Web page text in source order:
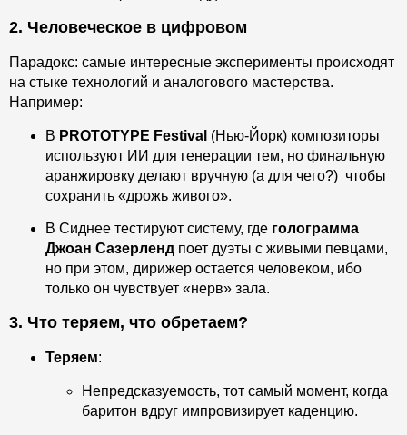
2. Человеческое в цифровом
Парадокс: самые интересные эксперименты происходят
на стыке технологий и аналогового мастерства.
Например:
В PROTOTYPE Festival (Нью-Йорк) композиторы
используют ИИ для генерации тем, но финальную
аранжировку делают вручную (а для чего?) чтобы
сохранить «дрожь живого».
В Сиднее тестируют систему, где голограмма
Джоан Сазерленд поет дуэты с живыми певцами,
но при этом, дирижер остается человеком, ибо
только он чувствует «нерв» зала.
3. Что теряем, что обретаем?
Теряем:
Непредсказуемость, тот самый момент, когда
баритон вдруг импровизирует каденцию.